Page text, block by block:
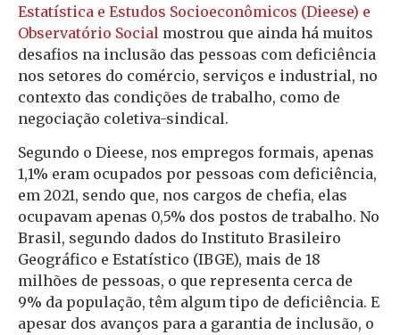
Estatística e Estudos Socioeconômicos (Dieese) e
Observatório Social mostrou que ainda há muitos
desafios na inclusão das pessoas com deficiência
nos setores do comércio, serviços e industrial, no
contexto das condições de trabalho, como de
negociação coletiva-sindical.
Segundo o Dieese, nos empregos formais, apenas
1,1% eram ocupados por pessoas com deficiência,
em 2021, sendo que, nos cargos de chefia, elas
ocupavam apenas 0,5% dos postos de trabalho. No
Brasil, segundo dados do Instituto Brasileiro
Geográfico e Estatístico (IBGE), mais de 18
milhões de pessoas, o que representa cerca de
9% da população, têm algum tipo de deficiência. E
apesar dos avanços para a garantia de inclusão, o